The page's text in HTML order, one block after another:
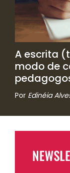
A escrita
modo de
Por Edinéia